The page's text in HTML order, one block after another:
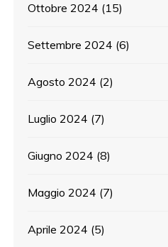
Ottobre 2024 (15)
Settembre 2024 (6)
Agosto 2024 (2)
Luglio 2024 (7)
Giugno 2024 (8)
Maggio 2024 (7)
Aprile 2024 (5)